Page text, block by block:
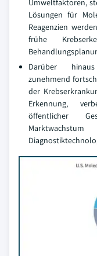
Umweltfaktoren,
Lösungen für
Reagenzien
frühe
Darüber
zunehmend
der
Erkennung,
öffentlicher